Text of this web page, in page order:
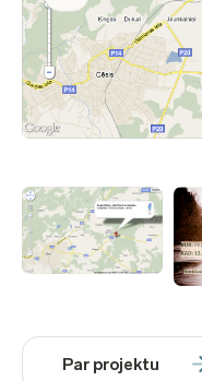
Par projektu